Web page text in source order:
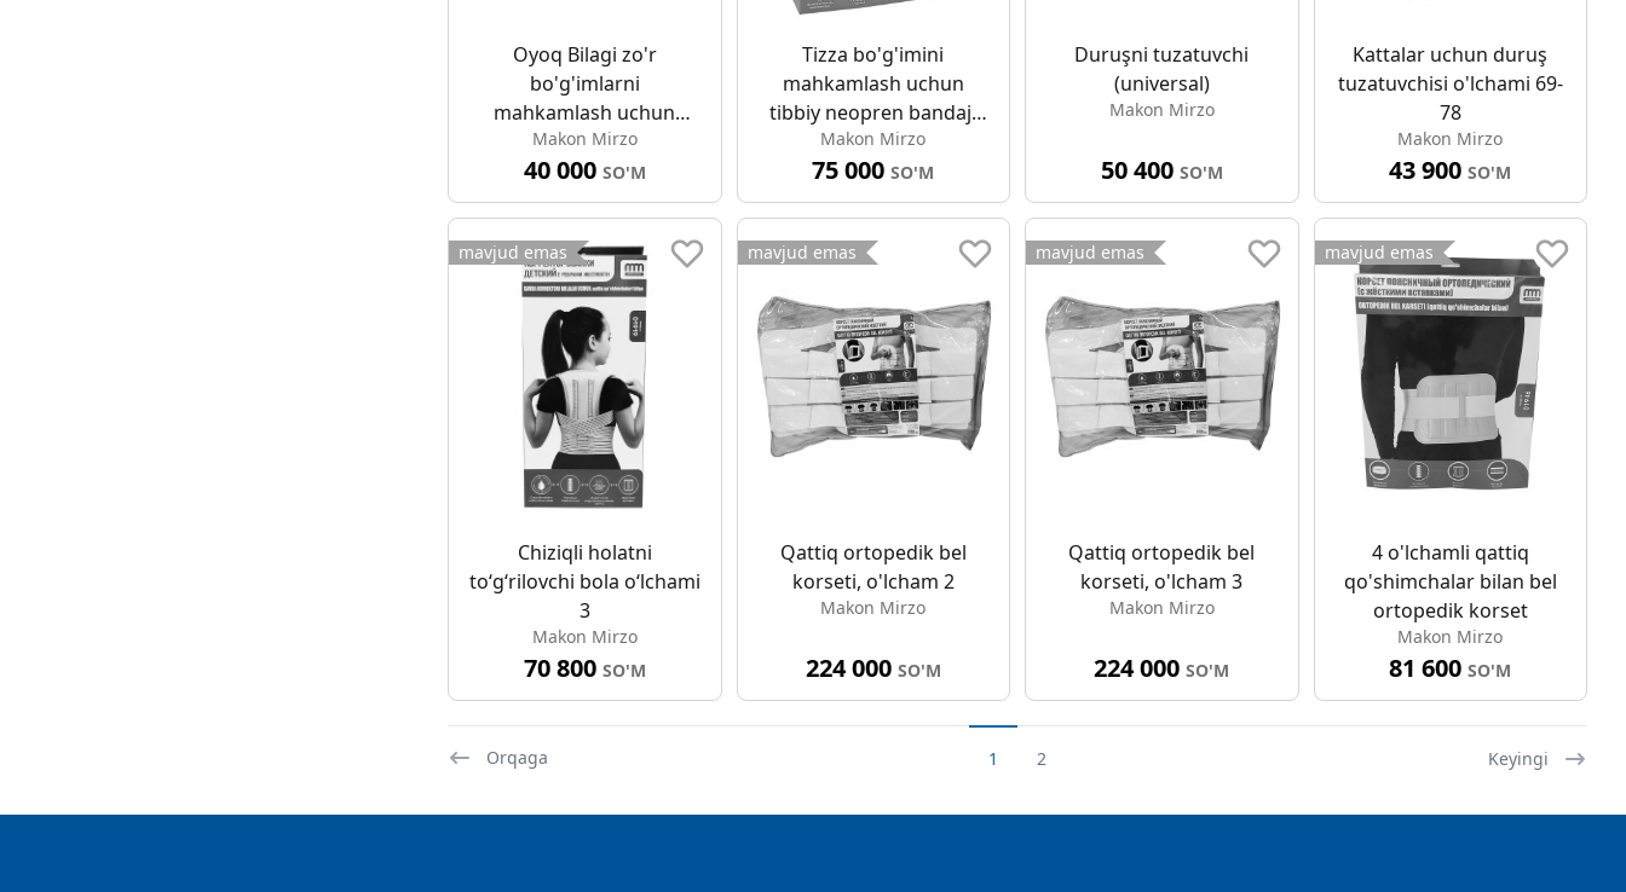
Oyoq Bilagi zo'r
bo'g'imlarni
mahkamlash uchun
tibbiy neopren bandaj,
o'lcham 4
Makon Mirzo
40 000 SO'M
Tizza bo'g'imini
mahkamlash uchun
tibbiy neopren bandaj,
ochiq stakan bilan, 3
o'lchamli
Makon Mirzo
75 000SO'M
Duruşni tuzatuvchi
(universal)
Makon Mirzo
50 400 SO'M
Kattalar uchun duruş
tuzatuvchisi o'lchami 69-
78
Makon Mirzo
43 900SO'M
mavjud emas
Chiziqli holatni
to‘g‘rilovchi bola o‘lchami
3
Makon Mirzo
70 800 SO'M
mavjud emas
Qattiq ortopedik bel
korseti, o'lcham 2
Makon Mirzo
224 000 SO'M
mavjud emas
Qattiq ortopedik bel
korseti, o'lcham 3
Makon Mirzo
224 000SO'M
mavjud emas
4 o'lchamli qattiq
qo'shimchalar bilan bel
ortopedik korset
Makon Mirzo
81 600SO'M
Orqaga 1 2 Keyingi